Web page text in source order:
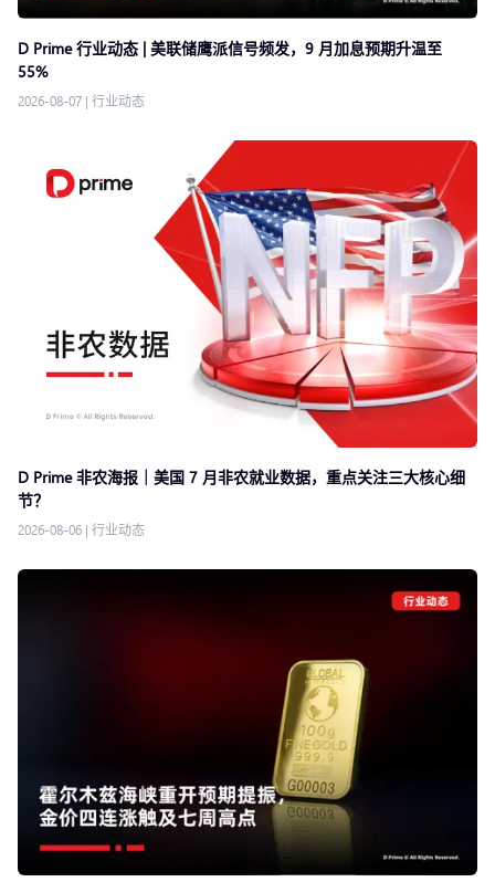
D Prime 行业动态 | 美联储鹰派信号频发，9 月加息预期升温至
55%
2026-08-07 | 行业动态
D Prime 非农海报｜美国 7 月非农就业数据，重点关注三大核心细
节？
2026-08-06 | 行业动态